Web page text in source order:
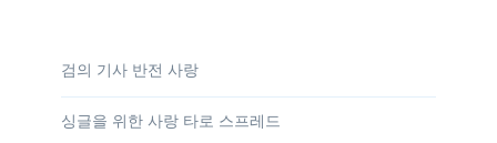
검의 기사 반전 사랑
싱글을 위한 사랑 타로 스프레드